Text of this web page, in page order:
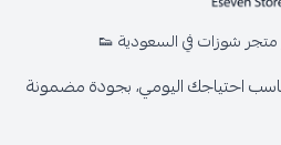
شوزات في السعودية 👟
احتياجك اليومي، بجودة مضمونة